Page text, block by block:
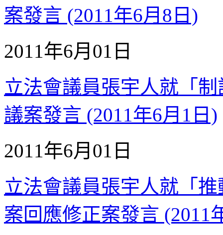
案發言 (2011年6月8日)
2011年6月01日
立法會議員張宇人就「
議案發言 (2011年6月1日)
2011年6月01日
立法會議員張宇人就「
案回應修正案發言 (2011